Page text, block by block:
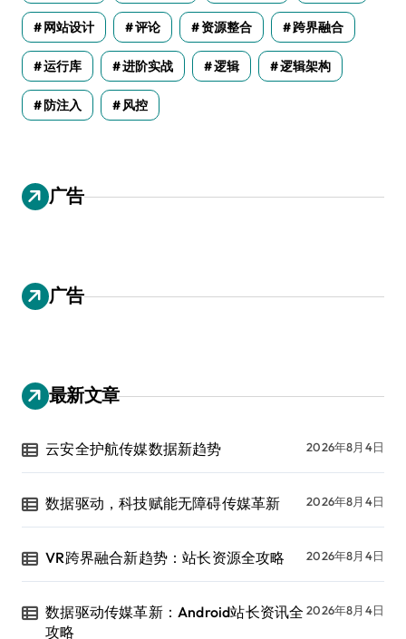
网站设计 评论 资源整合 跨界融合
运行库 进阶实战 逻辑 逻辑架构
防注入 风控
广告
广告
最新文章
云安全护航传媒数据新趋势 2026年8月4日
数据驱动，科技赋能无障碍传媒革新 2026年8月4日
VR跨界融合新趋势：站长资源全攻略 2026年8月4日
数据驱动传媒革新：Android站长资讯全
攻略
2026年8月4日